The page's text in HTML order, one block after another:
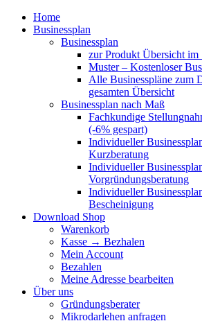
Home
Businessplan
Businessplan
zur Produkt Übersicht
Muster – Kostenloser
Alle Businesspläne zum
gesamten Übersicht
Businessplan nach Maß
Fachkundige
(-6% gespart)
Individueller
Kurzberatung
Individueller
Vorgründungsberatung
Individueller
Bescheinigung
Download Shop
Warenkorb
Kasse → Bezhalen
Mein Account
Bezahlen
Meine Adresse bearbeiten
Über uns
Gründungsberater
Mikrodarlehen anfragen